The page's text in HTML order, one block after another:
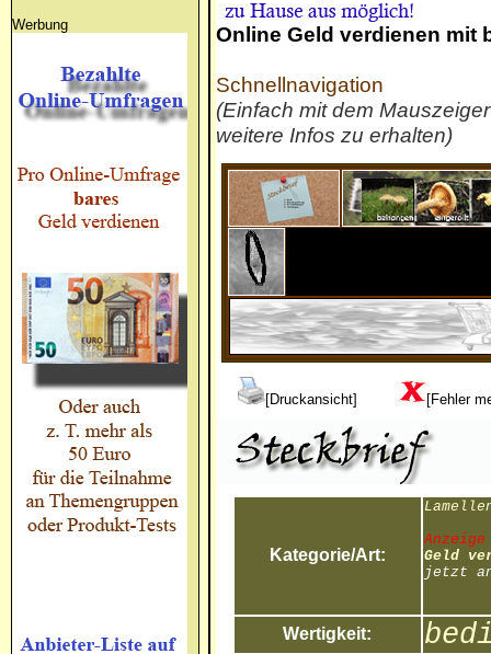
Werbung Online Geld verdienen mit
Schnellnavigation
(Einfach mit dem
weitere Infos zu erhalten)
[Druckansicht] [Fehler
Kategorie/Art:
Anzeige
Geld
jetzt
Wertigkeit: